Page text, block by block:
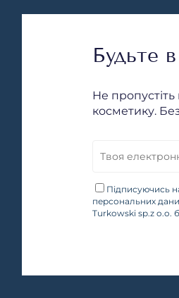
Будьте
Не пропустіть
косметику.
Підписуючись
персональних
Turkowski sp.z o.o.